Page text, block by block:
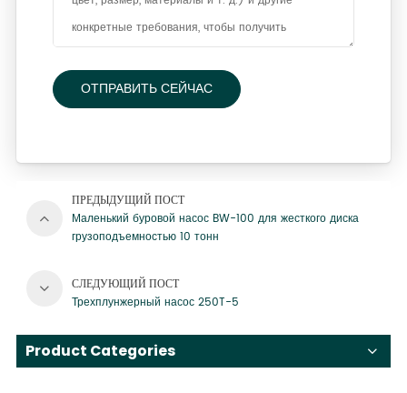
ОТПРАВИТЬ СЕЙЧАС
ПРЕДЫДУЩИЙ ПОСТ
Маленький буровой насос BW-100 для жесткого диска
грузоподъемностью 10 тонн
СЛЕДУЮЩИЙ ПОСТ
Трехплунжерный насос 250T-5
Product Categories